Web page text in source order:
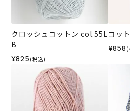
クロッシュコットン col.55L
B
¥825 (税込)
コッ
¥858 (